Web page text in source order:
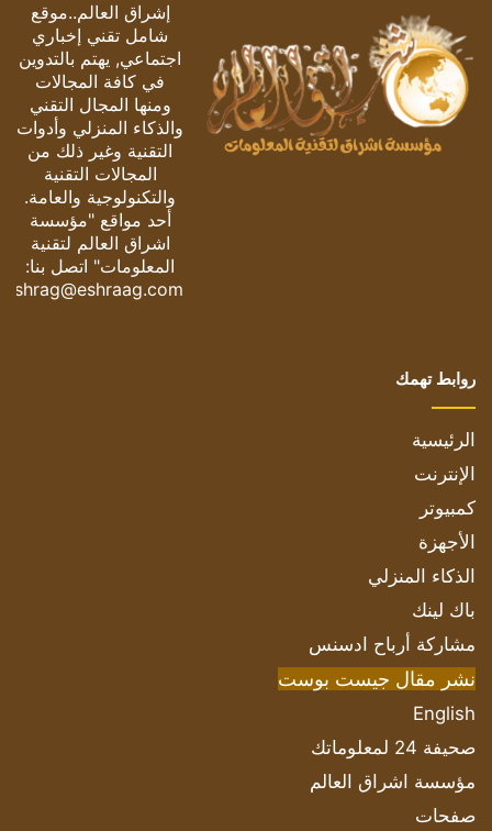
إشراق العالم..موقع
شامل تقني إخباري
اجتماعي, يهتم بالتدوين
في كافة المجالات
ومنها المجال التقني
والذكاء المنزلي وأدوات
التقنية وغير ذلك من
المجالات التقنية
والتكنولوجية والعامة.
أحد مواقع "مؤسسة
اشراق العالم لتقنية
المعلومات" اتصل بنا:
eshrag@eshraag.com
روابط تهمك
الرئيسية
الإنترنت
كمبيوتر
الأجهزة
الذكاء المنزلي
باك لينك
مشاركة أرباح ادسنس
نشر مقال جيست بوست
English
صحيفة 24 لمعلوماتك
مؤسسة اشراق العالم
صفحات